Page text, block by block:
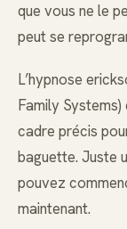
que vous ne le
peut se
L’hypnose
Family
cadre précis
baguette. Juste
pouvez
maintenant.